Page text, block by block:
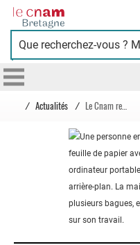
Cnam
Bretagne
/ Actualités /